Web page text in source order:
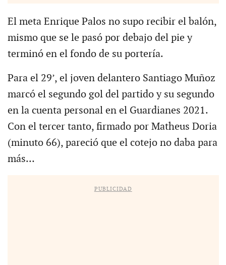
El meta Enrique Palos no supo recibir el balón,
mismo que se le pasó por debajo del pie y
terminó en el fondo de su portería.
Para el 29’, el joven delantero Santiago Muñoz
marcó el segundo gol del partido y su segundo
en la cuenta personal en el Guardianes 2021.
Con el tercer tanto, firmado por Matheus Doria
(minuto 66), pareció que el cotejo no daba para
más…
PUBLICIDAD